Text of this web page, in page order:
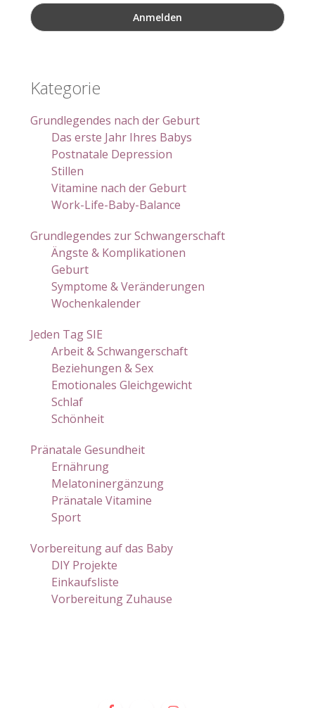
Kategorie
Grundlegendes nach der Geburt
Das erste Jahr Ihres Babys
Postnatale Depression
Stillen
Vitamine nach der Geburt
Work-Life-Baby-Balance
Grundlegendes zur Schwangerschaft
Ängste & Komplikationen
Geburt
Symptome & Veränderungen
Wochenkalender
Jeden Tag SIE
Arbeit & Schwangerschaft
Beziehungen & Sex
Emotionales Gleichgewicht
Schlaf
Schönheit
Pränatale Gesundheit
Ernährung
Melatoninergänzung
Pränatale Vitamine
Sport
Vorbereitung auf das Baby
DIY Projekte
Einkaufsliste
Vorbereitung Zuhause